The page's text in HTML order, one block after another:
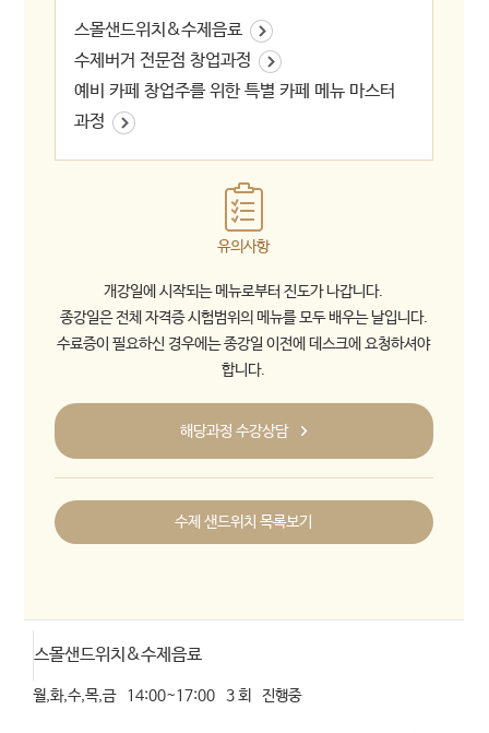
스몰샌드위치&수제음료
수제버거 전문점 창업과정
예비 카페 창업주를 위한 특별 카페 메뉴 마스터
과정
유의사항
개강일에 시작되는 메뉴로부터 진도가 나갑니다.
종강일은 전체 자격증 시험범위의 메뉴를 모두 배우는 날입니다.
수료증이 필요하신 경우에는 종강일 이전에 데스크에 요청하셔야
합니다.
해당과정 수강상담
수제 샌드위치 목록보기
스몰샌드위치&수제음료
월,화,수,목,금 14:00~17:00 3 회 진행중